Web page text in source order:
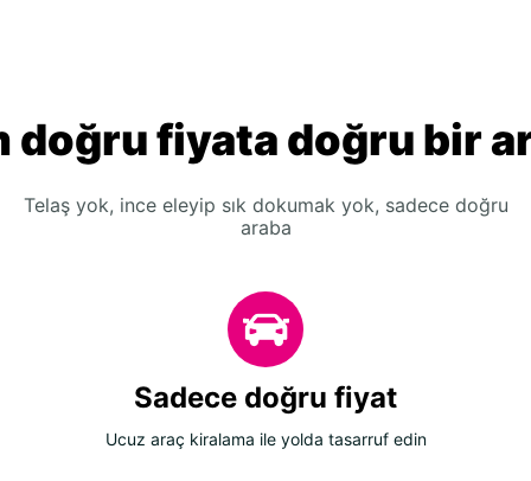
doğru fiyata doğru bir
Telaş yok, ince eleyip sık dokumak yok, sadece doğru
araba
Sadece doğru fiyat
Ucuz araç kiralama ile yolda tasarruf edin